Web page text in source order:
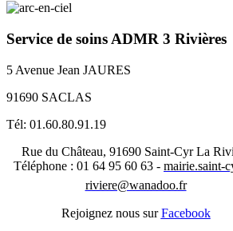
Service de soins ADMR 3 Rivières
5 Avenue Jean JAURES
91690 SACLAS
Tél: 01.60.80.91.19
Rue du Château, 91690 Saint-Cyr La
Téléphone : 01 64 95 60 63 - mairie.saint-
riviere@wanadoo.fr
Rejoignez nous surFacebook